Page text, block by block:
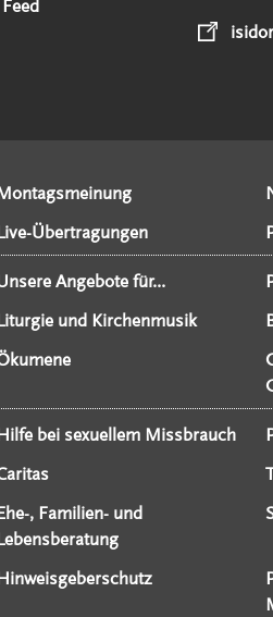
Feed
Übertragungen
Angebote für...
und Kirchenmusik
bei sexuellem Missbrauch
, Familien- und